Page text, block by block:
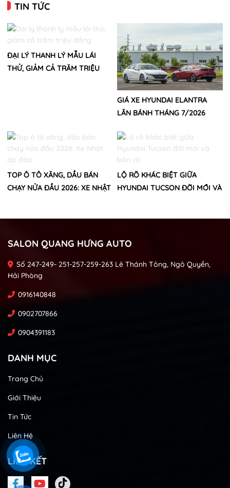
TIN TỨC
ĐẠI LÝ THANH LÝ MẪU LÁI
THỬ, GIẢM CẢ TRĂM TRIỆU
GIÁ XE HYUNDAI ELANTRA
LĂN BÁNH THÁNG 7/2026
TOP Ô TÔ XĂNG, DẦU BÁN
CHẠY NỬA ĐẦU 2026: XE NHẬT
LỘ RÕ KHÁC BIỆT GIỮA
HYUNDAI TUCSON ĐỜI MỚI VÀ
SALON QUANG HƯNG AUTO
Số 247-249- 251-257-259-263 Lê Thánh Tông, Ngô Quyền,
Hải Phòng
0916140848
0902707866
0904391183
DANH MỤC
Trang Chủ
Giới Thiệu
Tin Tức
Liên Hệ
LIÊN KẾT